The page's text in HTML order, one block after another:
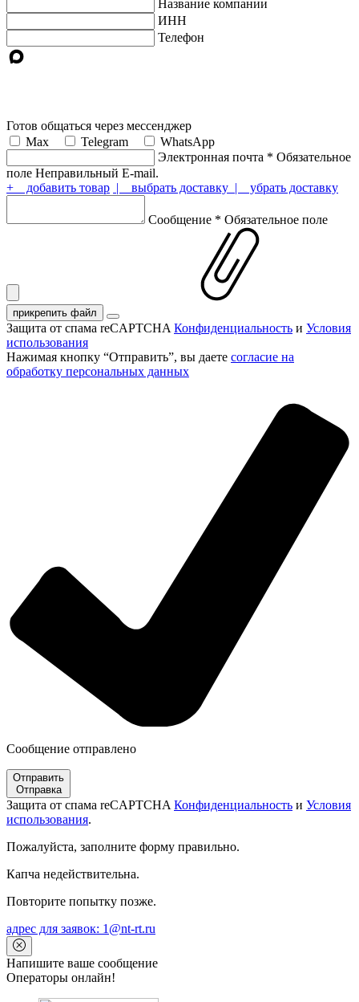
Название компании
ИНН
Телефон
Готов общаться через мессенджер
Max
Telegram
WhatsApp
Электронная почта * Обязательное
поле Неправильный E-mail.
+ добавить товар | выбрать доставку | убрать доставку
Сообщение * Обязательное поле
прикрепить файл
Защита от спама reCAPTCHA Конфиденциальность и Условия
использования
Нажимая кнопку “Отправить”, вы даете согласие на
обработку персональных данных
Сообщение отправлено
Отправить
Отправка
Защита от спама reCAPTCHA Конфиденциальность и Условия
использования.
Пожалуйста, заполните форму правильно.
Капча недействительна.
Повторите попытку позже.
адрес для заявок: 1@nt-rt.ru
Напишите ваше сообщение
Операторы онлайн!